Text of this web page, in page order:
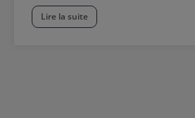
Lire la suite